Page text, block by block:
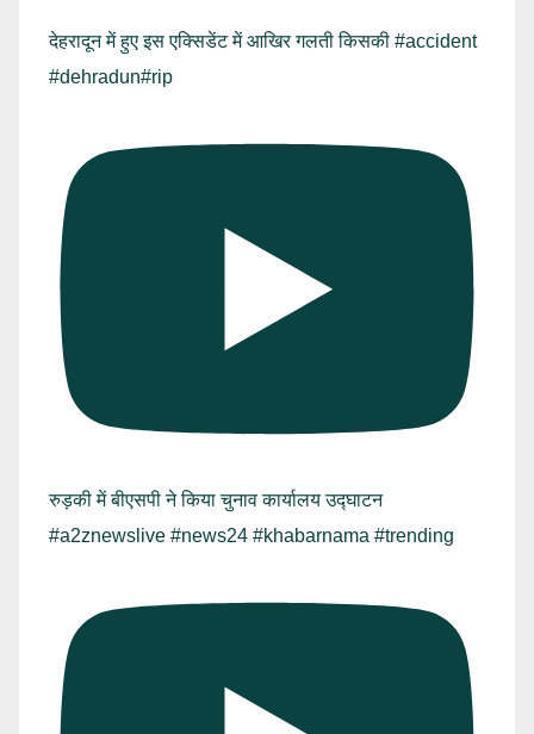
देहरादून में हुए इस एक्सिडेंट में आखिर गलती किसकी #accident
#dehradun#rip
रुड़की में बीएसपी ने किया चुनाव कार्यालय उद्घाटन
#a2znewslive #news24 #khabarnama #trending